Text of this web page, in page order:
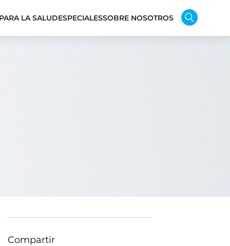
LA SALUDESPECIALESSOBRE NOSOTROS
Compartir